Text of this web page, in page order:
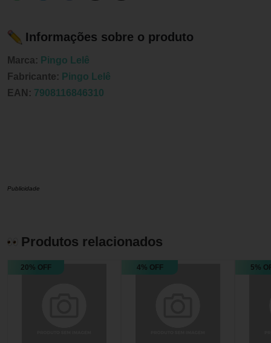
Informações sobre o produto
Marca: Pingo Lelê
Fabricante: Pingo Lelê
EAN: 7908116846310
Publicidade
Produtos relacionados
20% OFF 4% OFF 5%